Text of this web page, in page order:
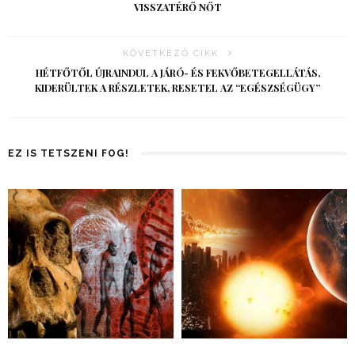
VISSZATÉRŐ NŐT
KÖVETKEZŐ CIKK
HÉTFŐTŐL ÚJRAINDUL A JÁRÓ- ÉS FEKVŐBETEGELLÁTÁS,
KIDERÜLTEK A RÉSZLETEK, RESETEL AZ “EGÉSZSÉGÜGY”
EZ IS TETSZENI FOG!